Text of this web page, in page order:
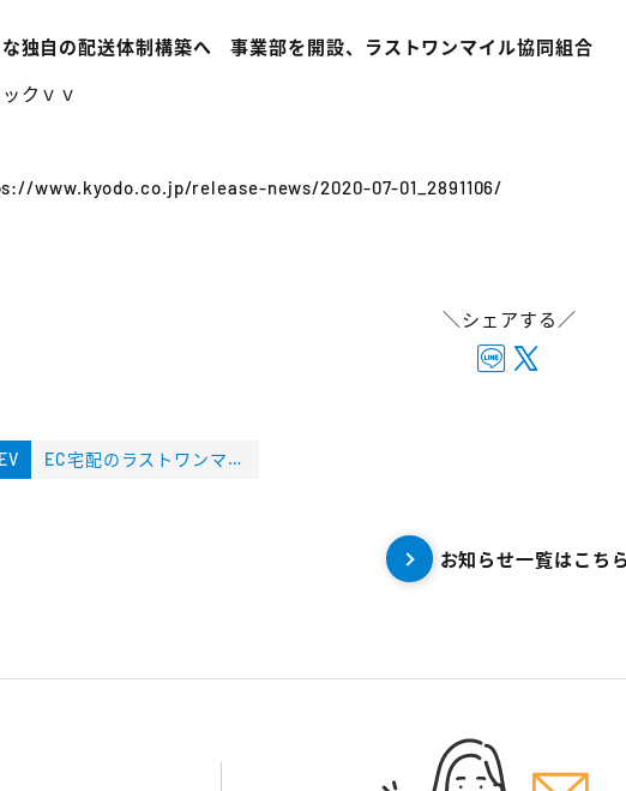
独自の配送体制構築へ 事業部を開設、ラストワンマイル協同組合
クｖｖ
www.kyodo.co.jp/release-news/2020-07-01_2891106/
＼シェアする／
EC宅配のラストワンマイル協同組合から、「コラボビジネス構築プロジェクト事業部」開設のご案内
お知らせ一覧はこちら